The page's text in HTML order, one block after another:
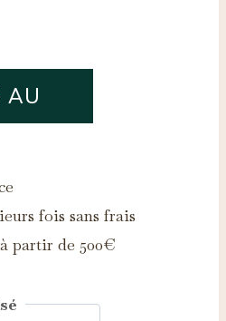
AU
fois sans frais
partir de 500€